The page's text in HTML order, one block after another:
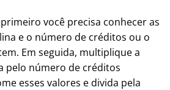
você precisa conhecer as
e o número de créditos ou o
Em seguida, multiplique a
pelo número de créditos
esses valores e divida pela